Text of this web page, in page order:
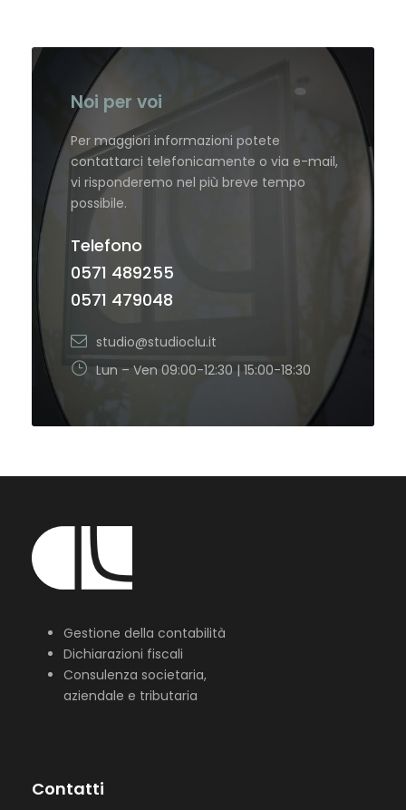
Noi per voi
Per maggiori informazioni potete
contattarci telefonicamente o via e-mail,
vi risponderemo nel più breve tempo
possibile.
Telefono
0571 489255
0571 479048
studio@studioclu.it
Lun – Ven 09:00-12:30 | 15:00-18:30
Gestione della contabilità
Dichiarazioni fiscali
Consulenza societaria,
aziendale e tributaria
Contatti